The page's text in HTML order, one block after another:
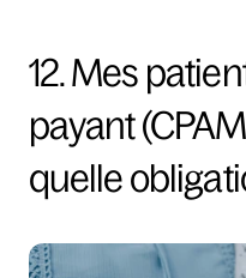
12. Mes
payant
quelle